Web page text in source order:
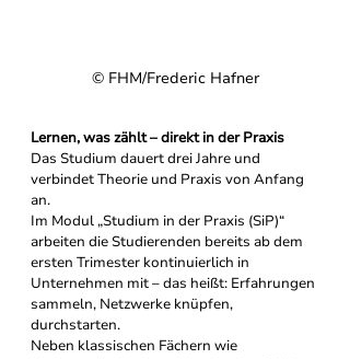
© FHM/Frederic Hafner
Lernen, was zählt – direkt in der Praxis
Das Studium dauert drei Jahre und
verbindet Theorie und Praxis von Anfang
an.
Im Modul „Studium in der Praxis (SiP)“
arbeiten die Studierenden bereits ab dem
ersten Trimester kontinuierlich in
Unternehmen mit – das heißt: Erfahrungen
sammeln, Netzwerke knüpfen,
durchstarten.
Neben klassischen Fächern wie